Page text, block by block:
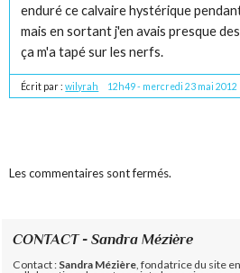
enduré ce calvaire hystérique
mais en sortant j'en avais presque
ça m'a tapé sur les nerfs.
Écrit par :wilyrah 12h49- mercredi 23 mai 2012
Les commentaires sont fermés.
CONTACT - Sandra Mézière
Contact : Sandra Mézière , fondatrice du site